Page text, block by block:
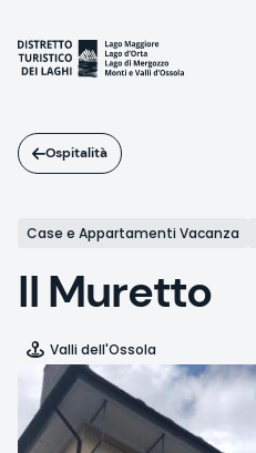
contenuto
principale
Ospitalità
Case e Appartamenti Vacanza
Il Muretto
Valli dell'Ossola